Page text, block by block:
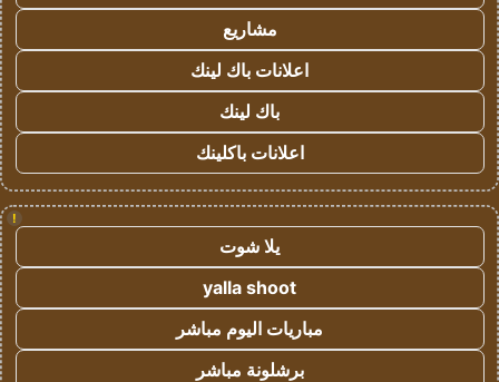
مشاريع
اعلانات باك لينك
باك لينك
اعلانات باكلينك
!
يلا شوت
yalla shoot
مباريات اليوم مباشر
برشلونة مباشر